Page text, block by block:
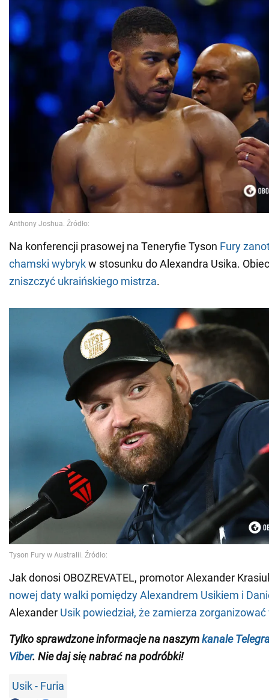
Na konferencji prasowej na Teneryfie Tyson Fury
chamski wybrykw stosunku do Alexandra Usika.
zniszczyć ukraińskiego mistrza.
Jak donosi OBOZREVATEL, promotor Alexander
nowej daty walki pomiędzy Alexandrem Usikiem i
Alexander Usik powiedział, że zamierza
Tylkosprawdzone informacje na naszymkanale
Viber. Nie daj się nabrać na podróbki!
Usik - Furia